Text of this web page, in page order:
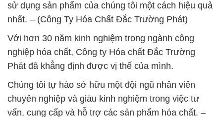
sử dụng sản phẩm của chúng tôi một cách hiệu quả
nhất. – (Công Ty Hóa Chất Đắc Trường Phát)
Với hơn 30 năm kinh nghiệm trong ngành công
nghiệp hóa chất, Công ty Hóa chất Đắc Trường
Phát đã khẳng định được vị thế của mình.
Chúng tôi tự hào sở hữu một đội ngũ nhân viên
chuyên nghiệp và giàu kinh nghiệm trong việc tư
vấn, cung cấp và hỗ trợ các sản phẩm hóa chất. –